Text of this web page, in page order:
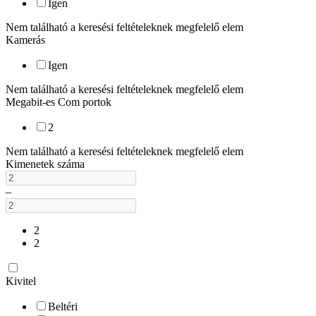
Igen
Nem található a keresési feltételeknek megfelelő elem
Kamerás
Igen
Nem található a keresési feltételeknek megfelelő elem
Megabit-es Com portok
2
Nem található a keresési feltételeknek megfelelő elem
Kimenetek száma
–
2
2
Kivitel
Beltéri